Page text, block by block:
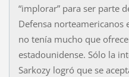
“implorar” para ser parte
Defensa norteamericanos
no tenía mucho que
estadounidense. Sólo la
Sarkozy logró que se